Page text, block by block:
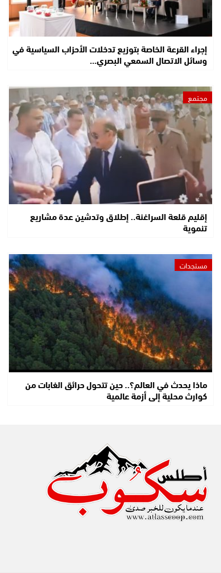
إجراء القرعة الخاصة بتوزيع تدخلات الأحزاب السياسية في
وسائل الاتصال السمعي البصري…
مجتمع
إقليم قلعة السراغنة.. إطلاق وتدشين عدة مشاريع
تنموية
مستجدات
ماذا يحدث في العالم؟.. حين تتحول حرائق الغابات من
كوارث محلية إلى أزمة عالمية